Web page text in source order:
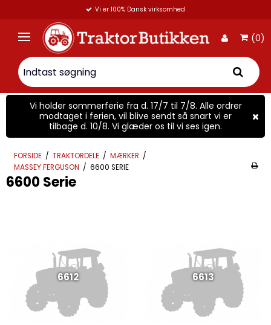
Vi er 100% Dansk virksomhed
(0)
Vi holder sommerferie fra d. 17/7 til 7/8. Alle ordrer
modtaget i ferien, vil blive sendt så snart vi er
tilbage d. 10/8. Vi glæder os til vi ses igen.
FORSIDE / TRAKTORDELE / MÆRKER /
MASSEY FERGUSON / 6600 SERIE
6600 Serie
6612 6613